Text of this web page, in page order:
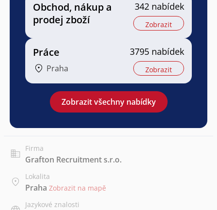
Obchod, nákup a
prodej zboží
342 nabídek
Zobrazit
Práce
Praha
3795 nabídek
Zobrazit
Zobrazit všechny nabídky
Firma
Grafton Recruitment s.r.o.
Lokalita
Praha Zobrazit na mapě
Jazykové znalosti